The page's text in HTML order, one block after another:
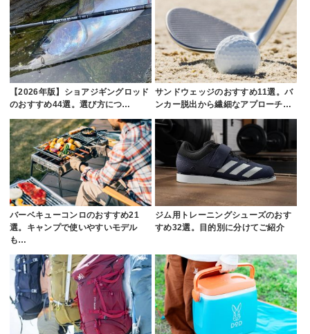
【2026年版】ショアジギングロッド
のおすすめ44選。選び方につ…
サンドウェッジのおすすめ11選。バ
ンカー脱出から繊細なアプローチ…
バーベキューコンロのおすすめ21
選。キャンプで使いやすいモデル
も…
ジム用トレーニングシューズのおす
すめ32選。目的別に分けてご紹介